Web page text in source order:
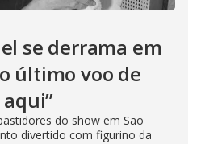
se derrama em
último voo de
do show em São
divertido com figurino da